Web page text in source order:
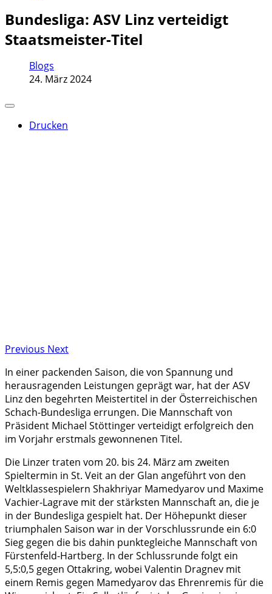
Bundesliga: ASV Linz verteidigt
Staatsmeister-Titel
Blogs
24. März 2024
Drucken
Previous Next
In einer packenden Saison, die von Spannung und
herausragenden Leistungen geprägt war, hat der ASV
Linz den begehrten Meistertitel in der Österreichischen
Schach-Bundesliga errungen. Die Mannschaft von
Präsident Michael Stöttinger verteidigt erfolgreich den
im Vorjahr erstmals gewonnenen Titel.
Die Linzer traten vom 20. bis 24. März am zweiten
Spieltermin in St. Veit an der Glan angeführt von den
Weltklassespielern Shakhriyar Mamedyarov und Maxime
Vachier-Lagrave mit der stärksten Mannschaft an, die je
in der Bundesliga gespielt hat. Der Höhepunkt dieser
triumphalen Saison war in der Vorschlussrunde ein 6:0
Sieg gegen die bis dahin punktegleiche Mannschaft von
Fürstenfeld-Hartberg. In der Schlussrunde folgt ein
5,5:0,5 gegen Ottakring, wobei Valentin Dragnev mit
einem Remis gegen Mamedyarov das Ehrenremis für die